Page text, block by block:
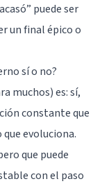
puede ser
un final épico o
sí o no?
muchos) es: sí,
constante que
evoluciona.
que puede
con el paso